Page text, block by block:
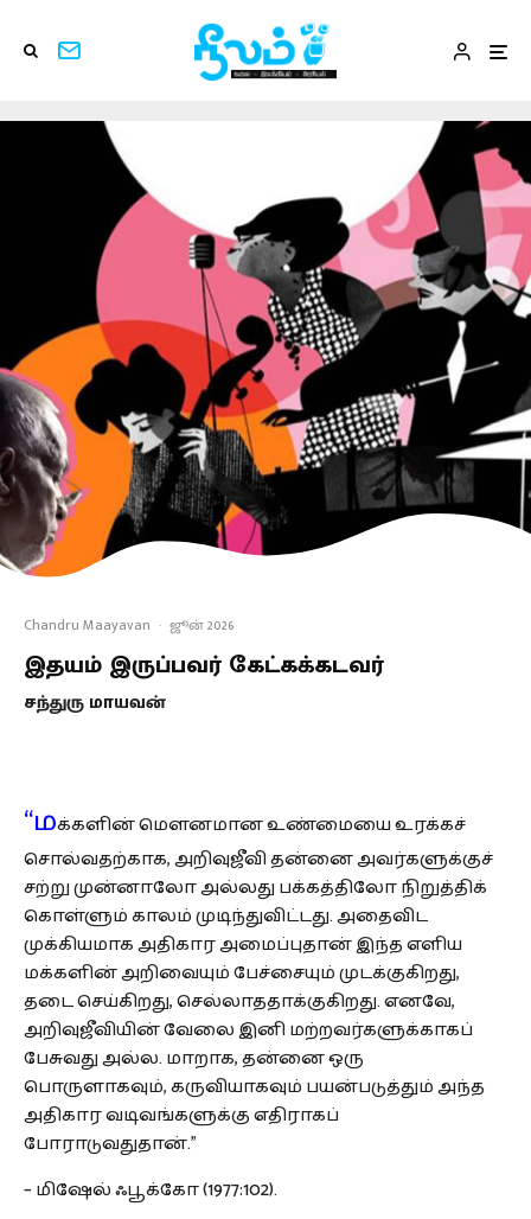
Chandru Maayavan · ஜூன் 2026
இதயம் இருப்பவர் கேட்கக்கடவர்
சந்துரு மாயவன்
“மக்களின் மௌனமான உண்மையை உரக்கச்
சொல்வதற்காக, அறிவுஜீவி தன்னை அவர்களுக்குச்
சற்று முன்னாலோ அல்லது பக்கத்திலோ நிறுத்திக்
கொள்ளும் காலம் முடிந்துவிட்டது. அதைவிட
முக்கியமாக அதிகார அமைப்புதான் இந்த எளிய
மக்களின் அறிவையும் பேச்சையும் முடக்குகிறது,
தடை செய்கிறது, செல்லாததாக்குகிறது. எனவே,
அறிவுஜீவியின் வேலை இனி மற்றவர்களுக்காகப்
பேசுவது அல்ல. மாறாக, தன்னை ஒரு
பொருளாகவும், கருவியாகவும் பயன்படுத்தும் அந்த
அதிகார வடிவங்களுக்கு எதிராகப்
போராடுவதுதான்.”
– மிஷேல் ஃபூக்கோ (1977:102).